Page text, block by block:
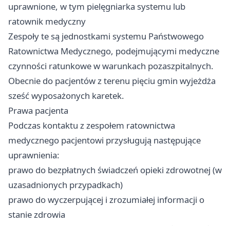
uprawnione, w tym pielęgniarka systemu lub
ratownik medyczny
Zespoły te są jednostkami systemu Państwowego
Ratownictwa Medycznego, podejmującymi medyczne
czynności ratunkowe w warunkach pozaszpitalnych.
Obecnie do pacjentów z terenu pięciu gmin wyjeżdża
sześć wyposażonych karetek.
Prawa pacjenta
Podczas kontaktu z zespołem ratownictwa
medycznego pacjentowi przysługują następujące
uprawnienia:
prawo do bezpłatnych świadczeń opieki zdrowotnej (w
uzasadnionych przypadkach)
prawo do wyczerpującej i zrozumiałej informacji o
stanie zdrowia